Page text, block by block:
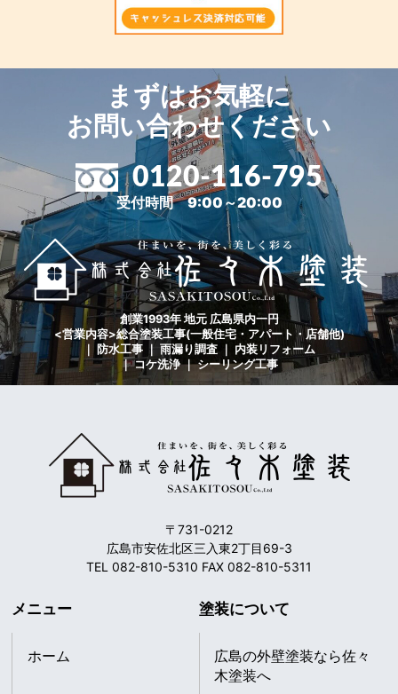
まずはお気軽に
お問い合わせください
0120-116-795
受付時間 9:00～20:00
創業1993年 地元 広島県内一円
<営業内容>総合塗装工事(一般住宅・アパート・店舗他)
｜ 防水工事 ｜ 雨漏り調査 ｜ 内装リフォーム
｜ コケ洗浄 ｜ シーリング工事
〒731-0212
広島市安佐北区三入東2丁目69-3
TEL 082-810-5310 FAX 082-810-5311
メニュー
ホーム
塗装について
広島の外壁塗装なら佐々
木塗装へ